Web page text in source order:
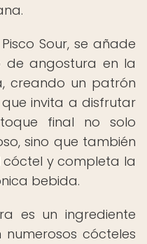
Sour, se añade
angostura en la
creando un patrón
invita a disfrutar
final no solo
sino que también
cóctel y completa la
bebida.
es un ingrediente
cócteles